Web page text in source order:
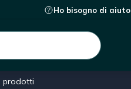
Ho bisogno di aiuto
prodotti
7,30 € -